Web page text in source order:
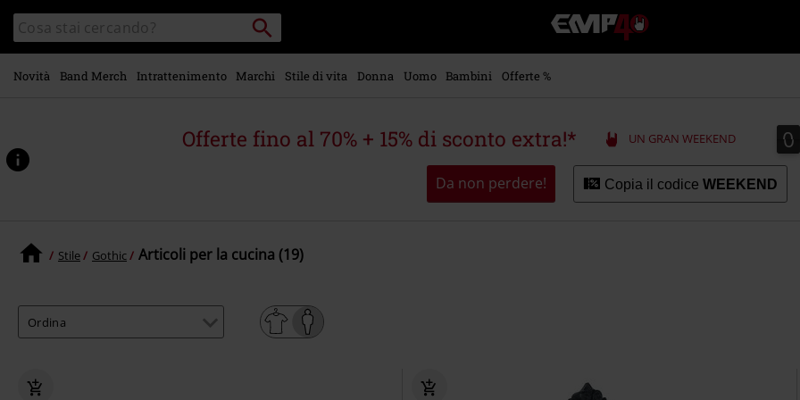
contenuto
principale
Cerca
nel
catalogo
Cerca
Punto
di
ritiro
EMP
-
Musica,
Videogame
-
Abbigliamento
Novità Band Merch Intrattenimento Marchi Stile di vita Donna Uomo Bambini Offerte %
Offerte fino al 70% + 15% di sconto extra!* UN GRAN WEEKEND 0
0
Da non perdere! Copia il codice WEEKEND
Stile Gothic Articoli per la cucina (19)